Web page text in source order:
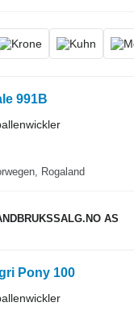
991B
Rogaland
AS
Pony 100